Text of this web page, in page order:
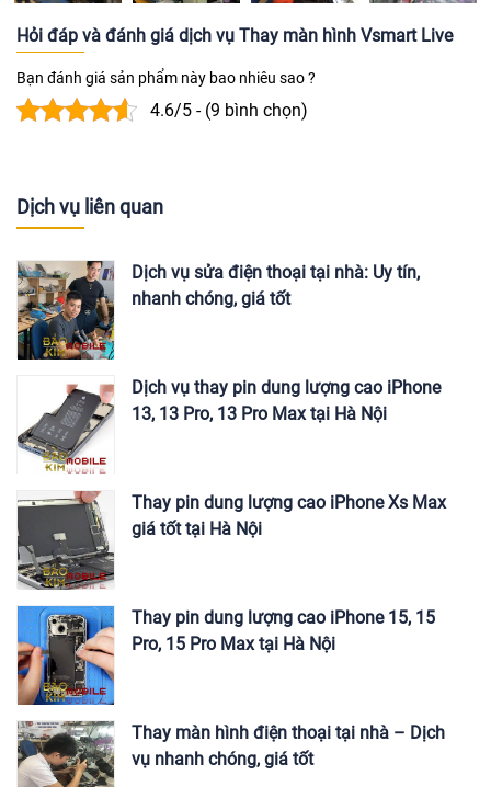
Hỏi đáp và đánh giá dịch vụ Thay màn hình Vsmart Live
Bạn đánh giá sản phẩm này bao nhiêu sao ?
4.6/5 - (9 bình chọn)
Dịch vụ liên quan
Dịch vụ sửa điện thoại tại nhà: Uy tín,
nhanh chóng, giá tốt
Dịch vụ thay pin dung lượng cao iPhone
13, 13 Pro, 13 Pro Max tại Hà Nội
Thay pin dung lượng cao iPhone Xs Max
giá tốt tại Hà Nội
Thay pin dung lượng cao iPhone 15, 15
Pro, 15 Pro Max tại Hà Nội
Thay màn hình điện thoại tại nhà – Dịch
vụ nhanh chóng, giá tốt